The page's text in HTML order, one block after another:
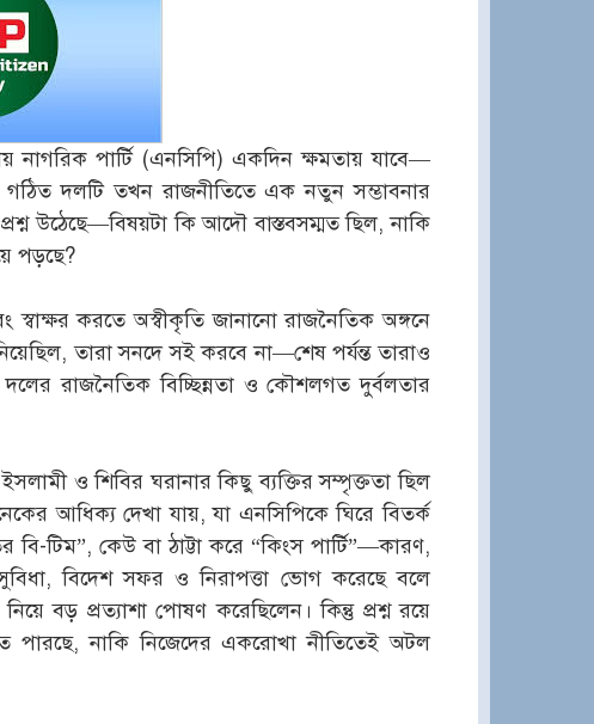
পার্টি (এনসিপি) একদিন ক্ষমতায় যাবে—
গঠিত দলটি তখন রাজনীতিতে এক নতুন সম্ভাবনার
প্রশ্ন উঠেছে—বিষয়টা কি আদৌ বাস্তবসম্মত ছিল, নাকি
পড়ছে?
করতে অস্বীকৃতি জানানো রাজনৈতিক অঙ্গনে
তারা সনদে সই করবে না—শেষ পর্যন্ত তারাও
রাজনৈতিক বিচ্ছিন্নতা ও কৌশলগত দুর্বলতার
ও শিবির ঘরানার কিছু ব্যক্তির সম্পৃক্ততা ছিল
আধিক্য দেখা যায়, যা এনসিপিকে ঘিরে বিতর্ক
টিম”, কেউ বা ঠাট্টা করে “কিংস পার্টি”—কারণ,
বিদেশ সফর ও নিরাপত্তা ভোগ করেছে বলে
বড় প্রত্যাশা পোষণ করেছিলেন। কিন্তু প্রশ্ন রয়ে
পারছে, নাকি নিজেদের একরোখা নীতিতেই অটল